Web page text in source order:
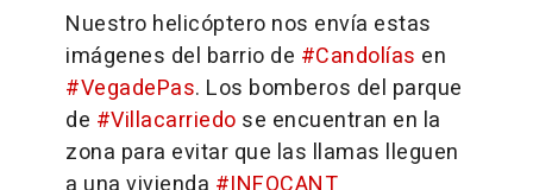
Nuestro helicóptero nos envía estas
imágenes del barrio de #Candolías en
#VegadePas. Los bomberos del parque
de #Villacarriedo se encuentran en la
zona para evitar que las llamas lleguen